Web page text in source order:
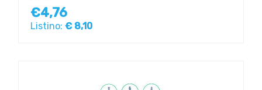
€4,76
Listino: € 8,10